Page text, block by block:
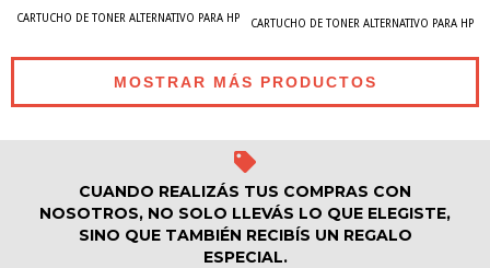
CARTUCHO DE TONER ALTERNATIVO PARA HP CARTUCHO DE TONER ALTERNATIVO PARA HP
MOSTRAR MÁS PRODUCTOS
CUANDO REALIZÁS TUS COMPRAS CON
NOSOTROS, NO SOLO LLEVÁS LO QUE ELEGISTE,
SINO QUE TAMBIÉN RECIBÍS UN REGALO
ESPECIAL.